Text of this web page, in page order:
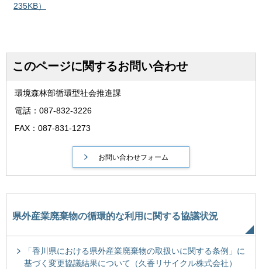
235KB）
このページに関するお問い合わせ
環境森林部循環型社会推進課
電話：087-832-3226
FAX：087-831-1273
県外産業廃棄物の循環的な利用に関する協議状況
「香川県における県外産業廃棄物の取扱いに関する条例」に
基づく変更協議結果について（久香リサイクル株式会社）